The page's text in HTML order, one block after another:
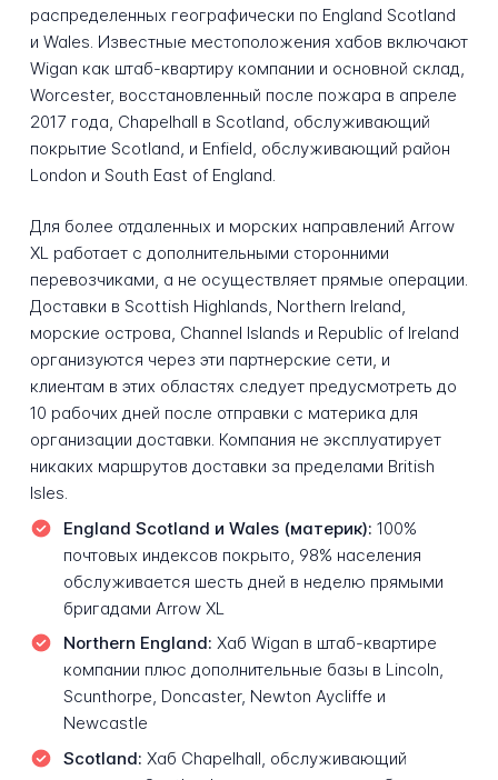
распределенных географически по England Scotland
и Wales. Известные местоположения хабов включают
Wigan как штаб-квартиру компании и основной склад,
Worcester, восстановленный после пожара в апреле
2017 года, Chapelhall в Scotland, обслуживающий
покрытие Scotland, и Enfield, обслуживающий район
London и South East of England.
Для более отдаленных и морских направлений Arrow
XL работает с дополнительными сторонними
перевозчиками, а не осуществляет прямые операции.
Доставки в Scottish Highlands, Northern Ireland,
морские острова, Channel Islands и Republic of Ireland
организуются через эти партнерские сети, и
клиентам в этих областях следует предусмотреть до
10 рабочих дней после отправки с материка для
организации доставки. Компания не эксплуатирует
никаких маршрутов доставки за пределами British
Isles.
England Scotland и Wales (материк): 100%
почтовых индексов покрыто, 98% населения
обслуживается шесть дней в неделю прямыми
бригадами Arrow XL
Northern England: Хаб Wigan в штаб-квартире
компании плюс дополнительные базы в Lincoln,
Scunthorpe, Doncaster, Newton Aycliffe и
Newcastle
Scotland: Хаб Chapelhall, обслуживающий